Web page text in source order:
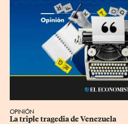
OPINIÓN
La triple tragedia de Venezuela